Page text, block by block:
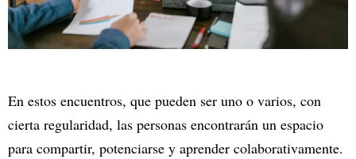
En estos encuentros, que pueden ser uno o varios, con
cierta regularidad, las personas encontrarán un espacio
para compartir, potenciarse y aprender colaborativamente.